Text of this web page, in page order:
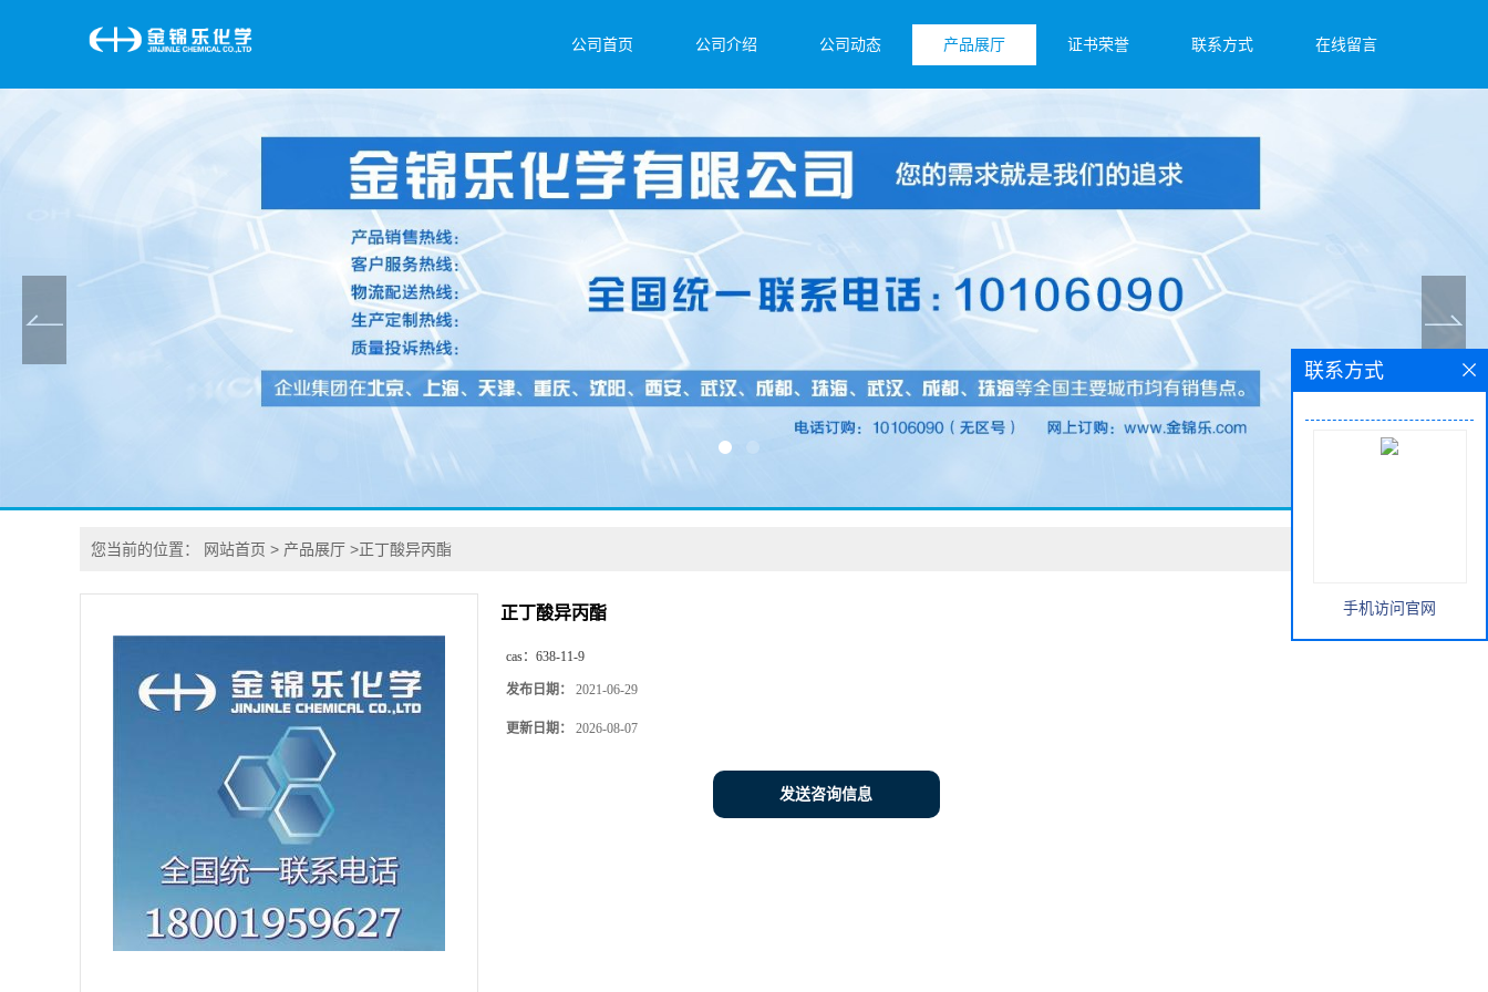
公司首页 公司介绍 公司动态 产品展厅 证书荣誉 联系方式 在线留言
您当前的位置： 网站首页 > 产品展厅 >正丁酸异丙酯
正丁酸异丙酯
cas： 638-11-9
发布日期： 2021-06-29
更新日期： 2026-08-07
发送咨询信息
联系方式
手机访问官网